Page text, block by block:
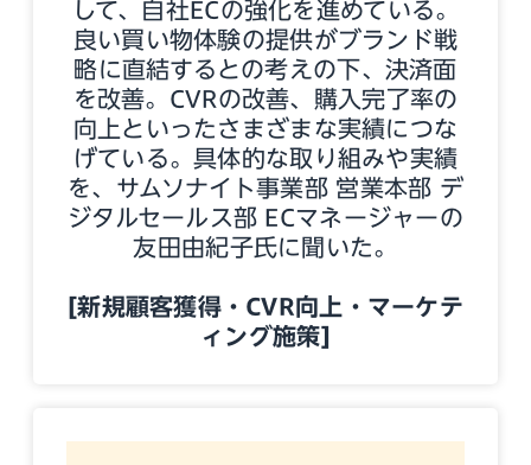
して、自社ECの強化を進めている。
良い買い物体験の提供がブランド戦
略に直結するとの考えの下、決済面
を改善。CVRの改善、購入完了率の
向上といったさまざまな実績につな
げている。具体的な取り組みや実績
を、サムソナイト事業部 営業本部 デ
ジタルセールス部 ECマネージャーの
友田由紀子氏に聞いた。
[新規顧客獲得・CVR向上・マーケテ
ィング施策]